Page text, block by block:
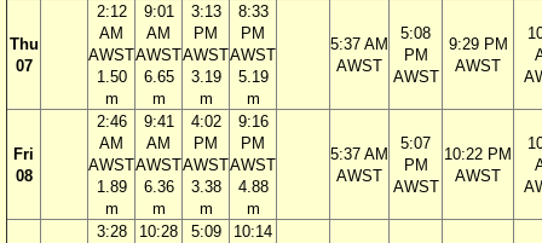
Thu
07
2:12
AM
AWST
1.50
m
9:01
AM
AWST
6.65
m
3:13
PM
AWST
3.19
m
8:33
PM
AWST
5.19
m
5:37 AM
AWST
5:08
PM
AWST
9:29 PM
AWST
Fri
08
2:46
AM
AWST
1.89
m
9:41
AM
AWST
6.36
m
4:02
PM
AWST
3.38
m
9:16
PM
AWST
4.88
m
5:37 AM
AWST
5:07
PM
AWST
10:22 PM
AWST
3:28
10:28
5:09
10:14